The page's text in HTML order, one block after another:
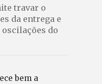
travar o
da entrega e
do
bem a